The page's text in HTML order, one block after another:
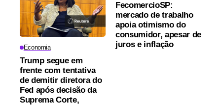
Economia
Trump segue em
frente com tentativa
de demitir diretora do
Fed após decisão da
Suprema Corte,
FecomercioSP:
mercado de trabalho
apoia otimismo do
consumidor, apesar de
juros e inflação